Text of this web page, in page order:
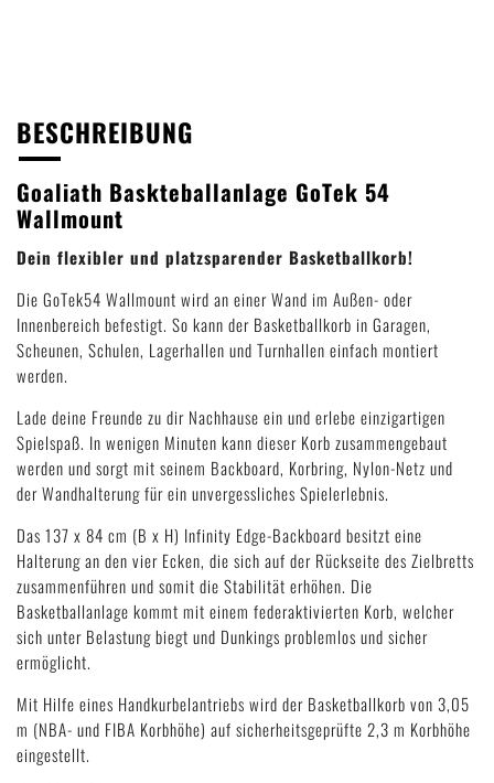
BESCHREIBUNG
Goaliath Baskteballanlage GoTek 54
Wallmount
Dein flexibler und platzsparender Basketballkorb!
Die GoTek54 Wallmount wird an einer Wand im Außen- oder
Innenbereich befestigt. So kann der Basketballkorb in Garagen,
Scheunen, Schulen, Lagerhallen und Turnhallen einfach montiert
werden.
Lade deine Freunde zu dir Nachhause ein und erlebe einzigartigen
Spielspaß. In wenigen Minuten kann dieser Korb zusammengebaut
werden und sorgt mit seinem Backboard, Korbring, Nylon-Netz und
der Wandhalterung für ein unvergessliches Spielerlebnis.
Das 137 x 84 cm (B x H) Infinity Edge-Backboard besitzt eine
Halterung an den vier Ecken, die sich auf der Rückseite des Zielbretts
zusammenführen und somit die Stabilität erhöhen. Die
Basketballanlage kommt mit einem federaktivierten Korb, welcher
sich unter Belastung biegt und Dunkings problemlos und sicher
ermöglicht.
Mit Hilfe eines Handkurbelantriebs wird der Basketballkorb von 3,05
m (NBA- und FIBA Korbhöhe) auf sicherheitsgeprüfte 2,3 m Korbhöhe
eingestellt.